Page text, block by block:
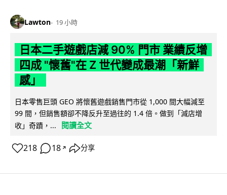
Lawton 19 小時
日本二手遊戲店減 90% 門市 業績反增
四成 "懷舊"在 Z 世代變成最潮「新鮮
感」
日本零售巨頭 GEO 將懷舊遊戲銷售門市從 1,000 間大幅減至
99 間，但銷售額卻不降反升至過往的 1.4 倍。做到「減店增
收」奇蹟，...
閱讀全文
218 18 ↗ 分享